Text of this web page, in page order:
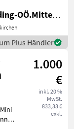
LH Eferding-OÖ.Mitte, Landtechnik Hofkirchen
Plus Händler
1.000
€
inkl. 20 %
MwSt.
833,33 €
exkl.